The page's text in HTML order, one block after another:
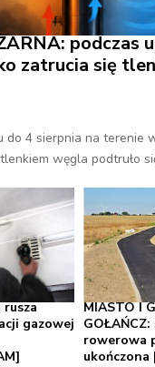
podczas
zatrucia się
do 4 sierpnia na terenie
węgla podtruło
rusza
gazowej
MIASTO I
rowerowa
ukończona